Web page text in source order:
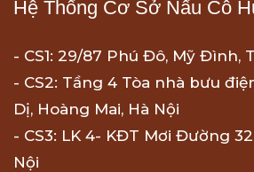
Hệ Thống Cơ Sở Nấu Cỗ
- CS1: 29/87 Phú Đô, Mỹ Đình,
- CS2: Tầng 4 Tòa nhà bưu
Dị, Hoàng Mai, Hà Nội
- CS3: LK 4- KĐT Mơi Đường
Nội